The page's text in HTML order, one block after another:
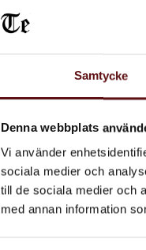
Samtycke
Denna webbplats
Vi använder
sociala medier och
till de sociala medier och
med annan information